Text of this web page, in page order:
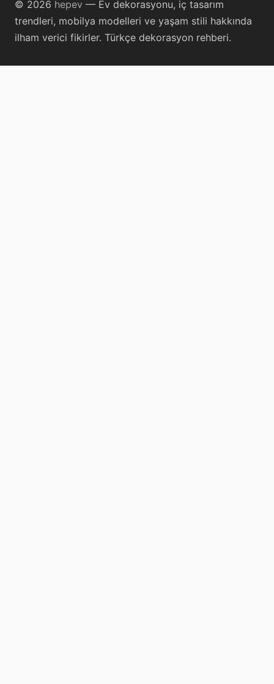
© 2026 hepev — Ev dekorasyonu, iç tasarım
trendleri, mobilya modelleri ve yaşam stili hakkında
ilham verici fikirler. Türkçe dekorasyon rehberi.